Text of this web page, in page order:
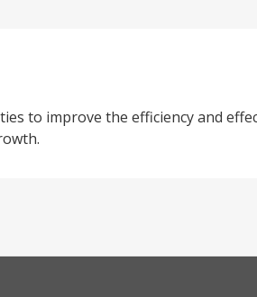
to improve the efficiency and